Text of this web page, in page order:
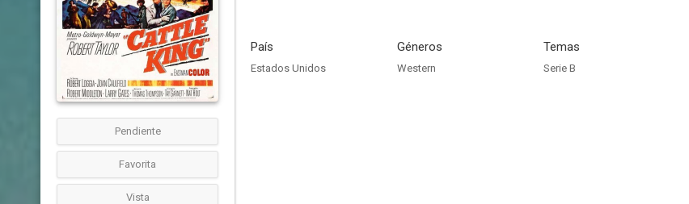
Pendiente
Favorita
Vista
País
Estados Unidos
Géneros
Western
Temas
Serie B